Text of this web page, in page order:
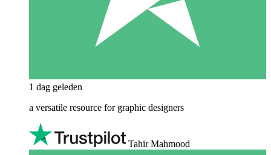
1 dag geleden
a versatile resource for graphic designers
Tahir Mahmood